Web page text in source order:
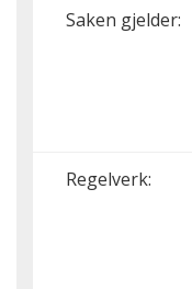
Saken gjelder:
Regelverk: